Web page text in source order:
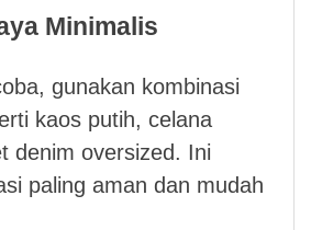
Minimalis
gunakan kombinasi
kaos putih, celana
denim oversized. Ini
paling aman dan mudah